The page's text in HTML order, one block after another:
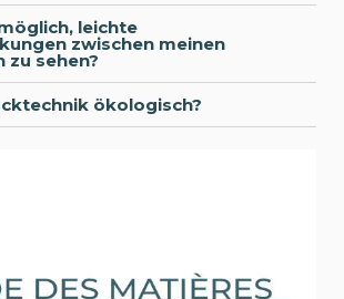
leichte
zwischen meinen
zu sehen?
ökologisch?